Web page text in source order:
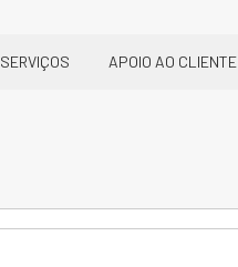
SERVIÇOS APOIO AO CLIENTE